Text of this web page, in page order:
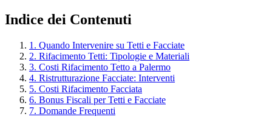
Indice dei Contenuti
1. Quando Intervenire su Tetti e Facciate
2. Rifacimento Tetti: Tipologie e Materiali
3. Costi Rifacimento Tetto a Palermo
4. Ristrutturazione Facciate: Interventi
5. Costi Rifacimento Facciata
6. Bonus Fiscali per Tetti e Facciate
7. Domande Frequenti